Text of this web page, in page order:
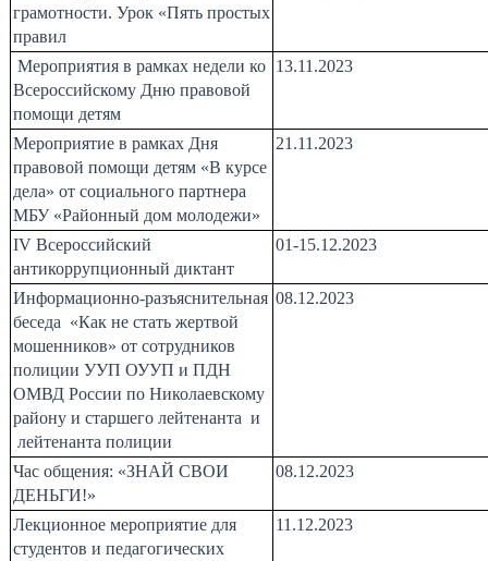
грамотности. Урок «Пять простых
правил
Мероприятия в рамках недели ко
Всероссийскому Дню правовой
помощи детям
13.11.2023
Мероприятие в рамках Дня
правовой помощи детям «В курсе
дела» от социального партнера
МБУ «Районный дом молодежи»
21.11.2023
IV Всероссийский
антикоррупционный диктант
01-15.12.2023
Информационно-разъяснительная
беседа «Как не стать жертвой
мошенников» от сотрудников
полиции УУП ОУУП и ПДН
ОМВД России по Николаевскому
району и старшего лейтенанта и
лейтенанта полиции
08.12.2023
Час общения: «ЗНАЙ СВОИ
ДЕНЬГИ!»
08.12.2023
Лекционное мероприятие для
студентов и педагогических
11.12.2023